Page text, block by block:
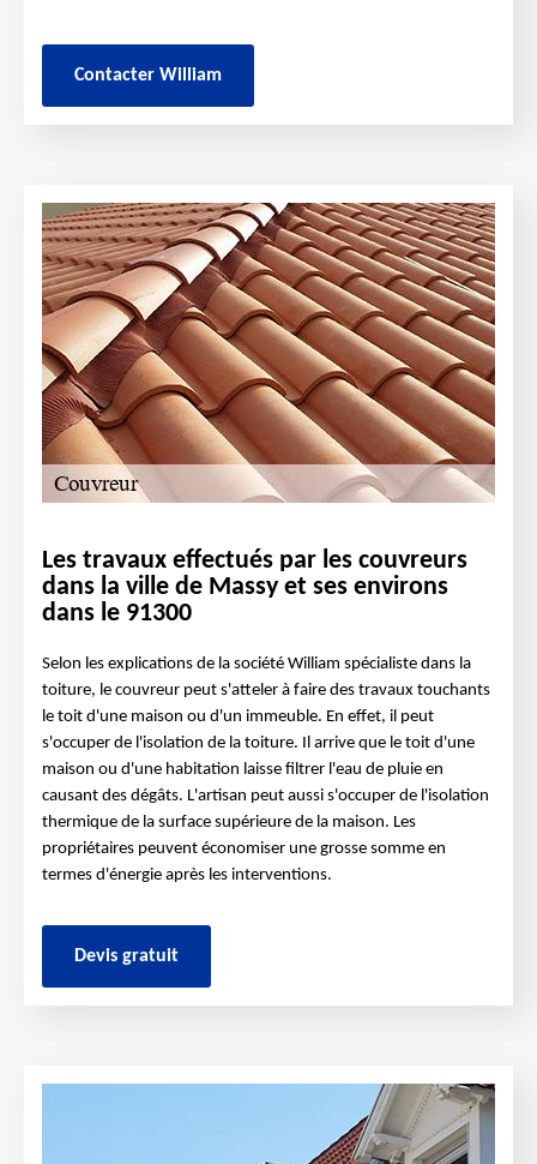
Contacter William
Les travaux effectués par les couvreurs
dans la ville de Massy et ses environs
dans le 91300
Selon les explications de la société William spécialiste dans la
toiture, le couvreur peut s'atteler à faire des travaux touchants
le toit d'une maison ou d'un immeuble. En effet, il peut
s'occuper de l'isolation de la toiture. Il arrive que le toit d'une
maison ou d'une habitation laisse filtrer l'eau de pluie en
causant des dégâts. L'artisan peut aussi s'occuper de l'isolation
thermique de la surface supérieure de la maison. Les
propriétaires peuvent économiser une grosse somme en
termes d'énergie après les interventions.
Devis gratuit